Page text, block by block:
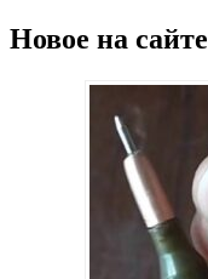
Новое на сайте